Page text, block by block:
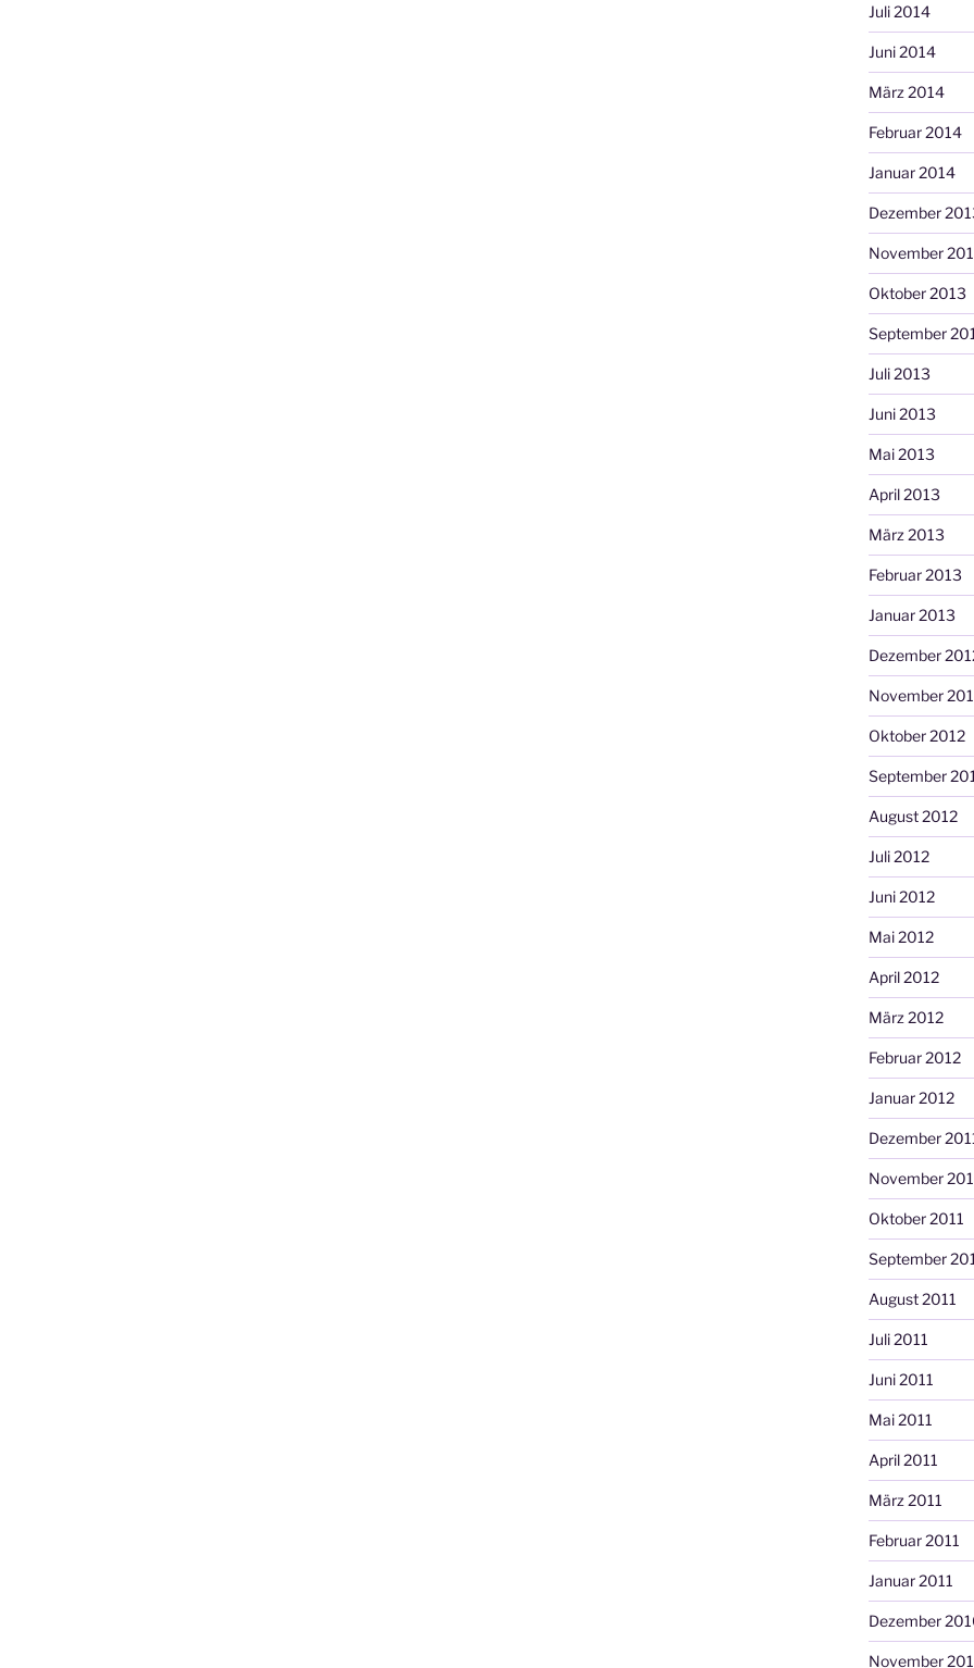
Juli 2014
Juni 2014
März 2014
Februar 2014
Januar 2014
Dezember
November
Oktober 2013
September
Juli 2013
Juni 2013
Mai 2013
April 2013
März 2013
Februar 2013
Januar 2013
Dezember
November
Oktober 2012
September
August 2012
Juli 2012
Juni 2012
Mai 2012
April 2012
März 2012
Februar 2012
Januar 2012
Dezember
November
Oktober 2011
September
August 2011
Juli 2011
Juni 2011
Mai 2011
April 2011
März 2011
Februar 2011
Januar 2011
Dezember
November